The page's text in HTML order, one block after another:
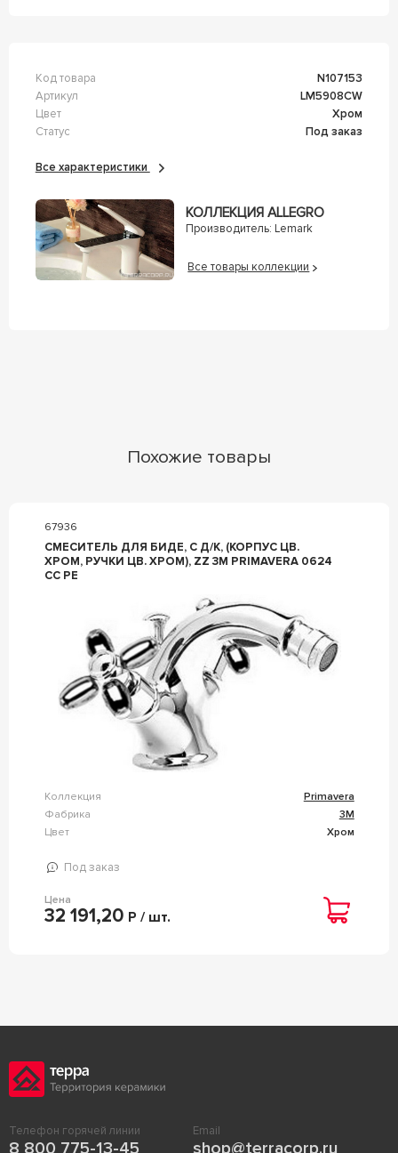
Код товара
n107153
Артикул
LM5908CW
Цвет
Хром
Статус
Под заказ
Все характеристики
КОЛЛЕКЦИЯ ALLEGRO
Производитель: Lemark
Все товары коллекции
Похожие товары
67936
СМЕСИТЕЛЬ ДЛЯ БИДЕ, С Д/К, (КОРПУС ЦВ.
ХРОМ, РУЧКИ ЦВ. ХРОМ), ZZ 3M PRIMAVERA 0624
CC PE
Коллекция
Primavera
Фабрика
3M
Цвет
Хром
Под заказ
Цена
32 191,20 Р / шт.
Телефон горячей линии
8 800 775-13-45
Email
shop@terracorp.ru